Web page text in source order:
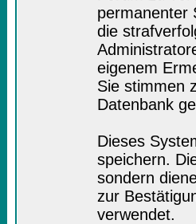
permanenter
die
eigenem
Sie stimmen
Datenbank
Dieses
speichern.
sondern
zur
verwendet.